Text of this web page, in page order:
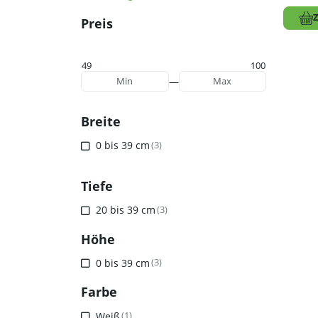
Preis
—
49 100
Breite
0 bis 39 cm(3)
Tiefe
20 bis 39 cm(3)
Höhe
0 bis 39 cm(3)
Farbe